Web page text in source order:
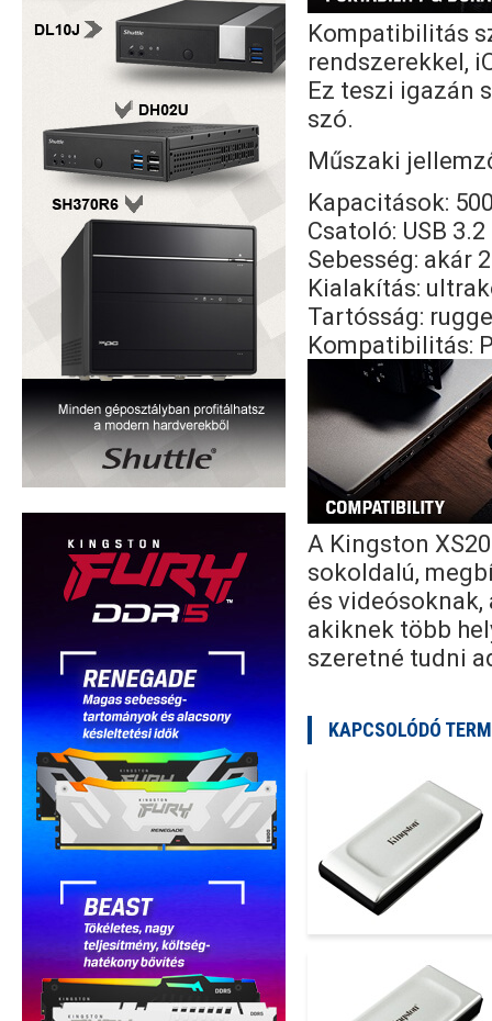
Kompatibilitás
rendszerekkel,
Ez teszi igazán
szó.
Műszaki
Kapacitások:
Csatoló: USB
Sebesség: akár
Kialakítás:
Tartósság:
Kompatibilitás:
A Kingston
sokoldalú,
és
akiknek több
szeretné tudni
KAPCSOLÓDÓ